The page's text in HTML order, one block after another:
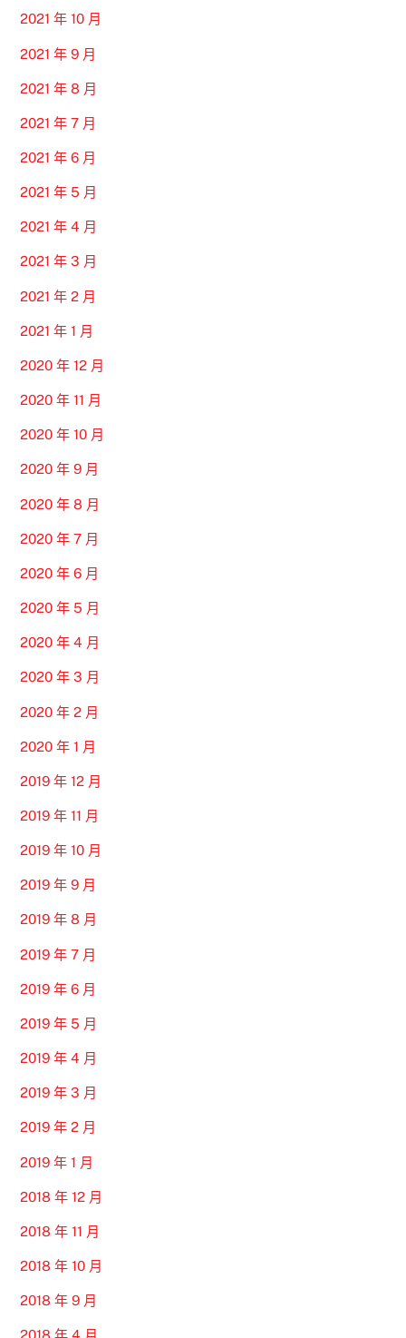
2021 年 10 月
2021 年 9 月
2021 年 8 月
2021 年 7 月
2021 年 6 月
2021 年 5 月
2021 年 4 月
2021 年 3 月
2021 年 2 月
2021 年 1 月
2020 年 12 月
2020 年 11 月
2020 年 10 月
2020 年 9 月
2020 年 8 月
2020 年 7 月
2020 年 6 月
2020 年 5 月
2020 年 4 月
2020 年 3 月
2020 年 2 月
2020 年 1 月
2019 年 12 月
2019 年 11 月
2019 年 10 月
2019 年 9 月
2019 年 8 月
2019 年 7 月
2019 年 6 月
2019 年 5 月
2019 年 4 月
2019 年 3 月
2019 年 2 月
2019 年 1 月
2018 年 12 月
2018 年 11 月
2018 年 10 月
2018 年 9 月